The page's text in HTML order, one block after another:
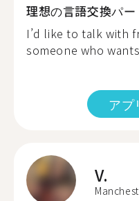
理想の言語交換パ
I’d like to talk with
someone who
アプ
V.